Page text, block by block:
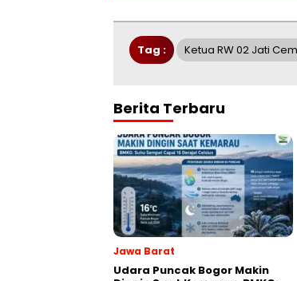
Tag : Ketua RW 02 Jati
Berita Terbaru
Jawa Barat
Udara Puncak Bogor Makin